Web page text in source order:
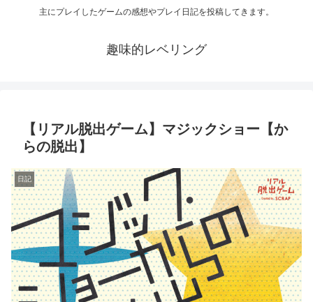
主にプレイしたゲームの感想やプレイ日記を投稿してきます。
趣味的レベリング
【リアル脱出ゲーム】マジックショー【か
らの脱出】
日記